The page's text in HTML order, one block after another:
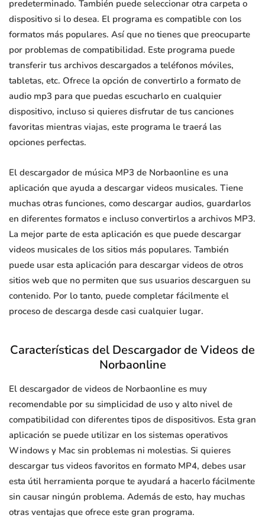
predeterminado. También puede seleccionar otra carpeta o
dispositivo si lo desea. El programa es compatible con los
formatos más populares. Así que no tienes que preocuparte
por problemas de compatibilidad. Este programa puede
transferir tus archivos descargados a teléfonos móviles,
tabletas, etc. Ofrece la opción de convertirlo a formato de
audio mp3 para que puedas escucharlo en cualquier
dispositivo, incluso si quieres disfrutar de tus canciones
favoritas mientras viajas, este programa le traerá las
opciones perfectas.
El descargador de música MP3 de Norbaonline es una
aplicación que ayuda a descargar videos musicales. Tiene
muchas otras funciones, como descargar audios, guardarlos
en diferentes formatos e incluso convertirlos a archivos MP3.
La mejor parte de esta aplicación es que puede descargar
videos musicales de los sitios más populares. También
puede usar esta aplicación para descargar videos de otros
sitios web que no permiten que sus usuarios descarguen su
contenido. Por lo tanto, puede completar fácilmente el
proceso de descarga desde casi cualquier lugar.
Características del Descargador de Videos de
Norbaonline
El descargador de videos de Norbaonline es muy
recomendable por su simplicidad de uso y alto nivel de
compatibilidad con diferentes tipos de dispositivos. Esta gran
aplicación se puede utilizar en los sistemas operativos
Windows y Mac sin problemas ni molestias. Si quieres
descargar tus videos favoritos en formato MP4, debes usar
esta útil herramienta porque te ayudará a hacerlo fácilmente
sin causar ningún problema. Además de esto, hay muchas
otras ventajas que ofrece este gran programa.